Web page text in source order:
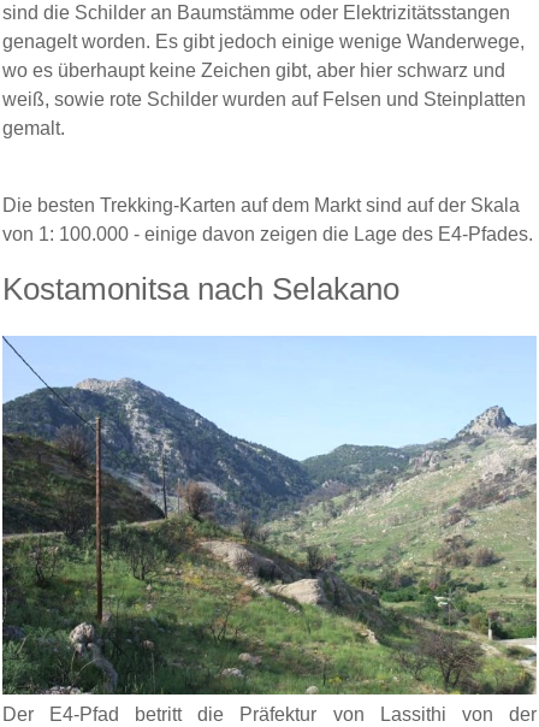
sind die Schilder an Baumstämme oder Elektrizitätsstangen
genagelt worden. Es gibt jedoch einige wenige Wanderwege,
wo es überhaupt keine Zeichen gibt, aber hier schwarz und
weiß, sowie rote Schilder wurden auf Felsen und Steinplatten
gemalt.
Die besten Trekking-Karten auf dem Markt sind auf der Skala
von 1: 100.000 - einige davon zeigen die Lage des E4-Pfades.
Kostamonitsa nach Selakano
Der E4-Pfad betritt die Präfektur von Lassithi von der